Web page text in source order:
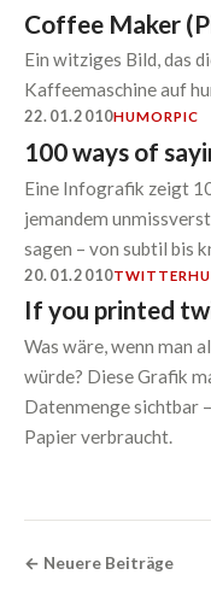
Coffee Maker
Ein witziges Bild, das
Kaffeemaschine auf
22.01.2010HUMORPIC
100 ways of
Eine Infografik zeigt
jemandem
sagen – von subtil bis
20.01.2010TWITTER
If you printed
Was wäre, wenn man
würde? Diese Grafik
Datenmenge sichtbar
Papier verbraucht.
← Neuere Beiträge